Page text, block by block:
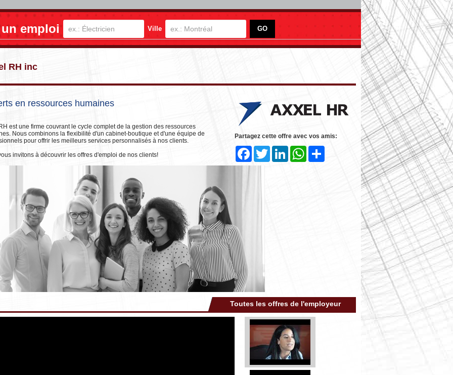
emploi Ville
RH inc
en ressources humaines
est une firme couvrant le cycle complet de la gestion des ressources
Nous combinons la flexibilité d'un cabinet-boutique et d'une équipe de
pour offrir les meilleurs services personnalisés à nos clients.
invitons à découvrir les offres d'emploi de nos clients!
Partagez cette offre avec vos amis:
FacebookTwitter LinkedInWhatsApp
Toutes les offres de l'employeur